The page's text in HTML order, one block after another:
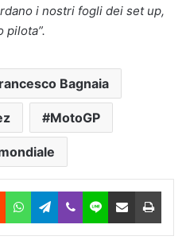
i nostri fogli dei set up,
pilota”.
Bagnaia
MotoGP
RedditWhatsAppTelegram
ViberLine Condividi via Email